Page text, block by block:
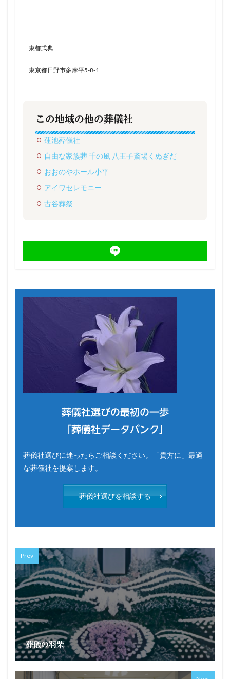
東都式典
東京都日野市多摩平5-8-1
この地域の他の葬儀社
蓮池葬儀社
自由な家族葬 千の風 八王子斎場くぬぎだ
おおのやホール小平
アイワセレモニー
古谷葬祭
葬儀社選びの最初の一歩
「葬儀社データバンク」
葬儀社選びに迷ったらご相談ください。「貴方に」最適
な葬儀社を提案します。
葬儀社選びを相談する
Prev
葬儀の羽柴